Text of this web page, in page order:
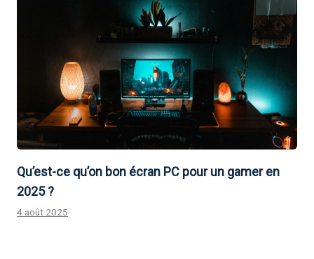
Qu’est-ce qu’on bon écran PC pour un gamer en
2025 ?
4 août 2025